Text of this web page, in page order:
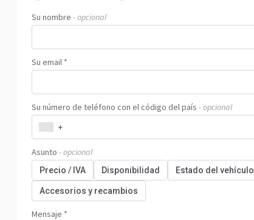
Su nombre - opcional
Su email *
Su número de teléfono con el código del país - opcional
+
Asunto - opcional
Precio / IVA Disponibilidad Estado del vehículo
Accesorios y recambios
Mensaje *